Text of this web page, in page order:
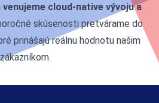
venujeme cloud-native vývoju a
skúsenosti pretvárame do
prinášajú reálnu hodnotu našim
zákazníkom.